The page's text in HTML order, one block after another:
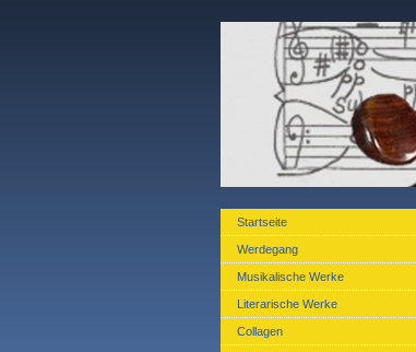
Startseite
Werdegang
Musikalische Werke
Literarische Werke
Collagen